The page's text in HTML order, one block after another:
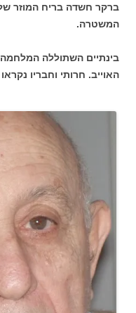
ברקר חשדה בריח המוזר
המשטרה.
בינתיים השתוללה
האוייב. חרותי וחבריו